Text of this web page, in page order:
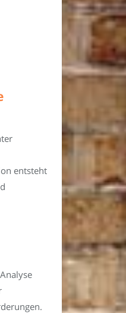
entsteht